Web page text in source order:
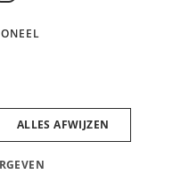
ALLES AFWIJZEN